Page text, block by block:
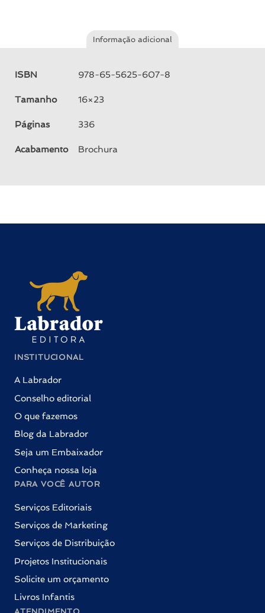
Informação adicional
ISBN 978-65-5625-607-8
Tamanho 16×23
Páginas 336
Acabamento Brochura
INSTITUCIONAL
A Labrador
Conselho editorial
O que fazemos
Blog da Labrador
Seja um Embaixador
Conheça nossa loja
PARA VOCÊ AUTOR
Serviços Editoriais
Serviços de Marketing
Serviços de Distribuição
Projetos Institucionais
Solicite um orçamento
Livros Infantis
ATENDIMENTO